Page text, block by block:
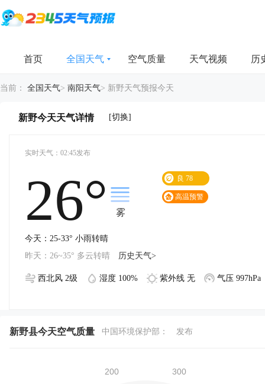
首页 全国天气 空气质量 天气视频 历
当前： 全国天气> 南阳天气> 新野天气预报今天
新野今天天气详情 [切换]
实时天气：02:45发布
26° 雾
良 78
高温预警
今天：25-33° 小雨转晴
昨天：26~35° 多云转晴
历史天气>
西北风 2级 湿度 100% 紫外线 无 气压 997hPa
新野县今天空气质量 中国环境保护部： 发布